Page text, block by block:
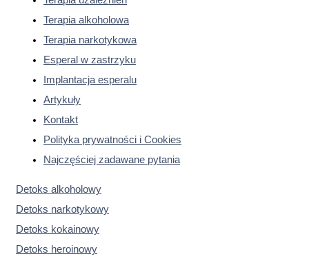
Terapia alkoholowa
Terapia narkotykowa
Esperal w zastrzyku
Implantacja esperalu
Artykuły
Kontakt
Polityka prywatności i Cookies
Najczęściej zadawane pytania
Detoks alkoholowy
Detoks narkotykowy
Detoks kokainowy
Detoks heroinowy